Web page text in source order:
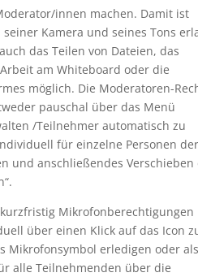
innen machen. Damit ist
Kamera und seines Tons
das Teilen von Dateien, das
am Whiteboard oder die
möglich. Die Moderatoren-
pauschal über das Menü
/Teilnehmer automatisch zu
für einzelne Personen der
und anschließendes Verschieben
Mikrofonberechtigungen
über einen Klick auf das Icon
Mikrofonsymbol erledigen oder als
alle Teilnehmenden über die